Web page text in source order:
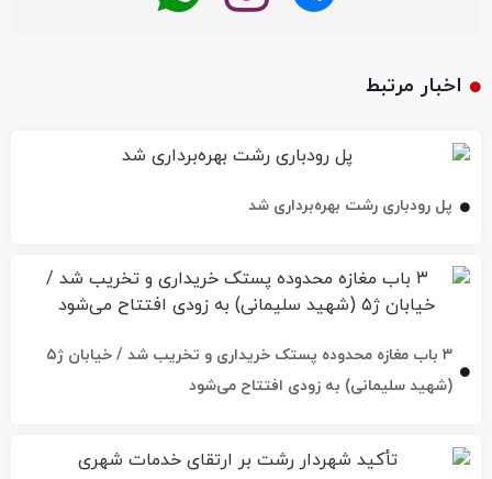
اخبار مرتبط
پل رودباری رشت بهره‌برداری شد
۳ باب مغازه محدوده پستک خریداری و تخریب شد / خیابان ژ۵
(شهید سلیمانی) به زودی افتتاح می‌شود